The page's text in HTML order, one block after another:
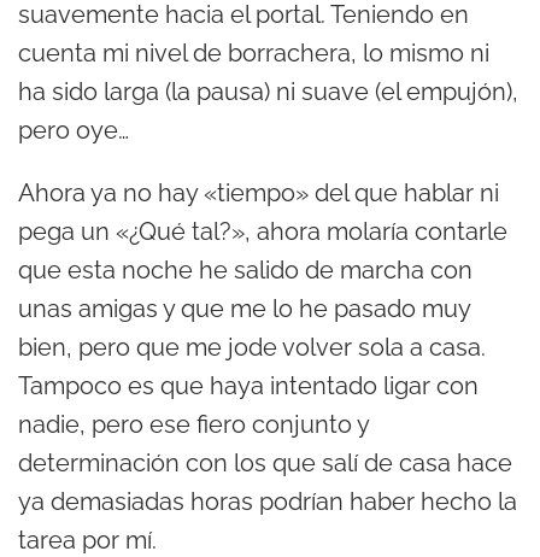
suavemente hacia el portal. Teniendo en
cuenta mi nivel de borrachera, lo mismo ni
ha sido larga (la pausa) ni suave (el empujón),
pero oye…
Ahora ya no hay «tiempo» del que hablar ni
pega un «¿Qué tal?», ahora molaría contarle
que esta noche he salido de marcha con
unas amigas y que me lo he pasado muy
bien, pero que me jode volver sola a casa.
Tampoco es que haya intentado ligar con
nadie, pero ese fiero conjunto y
determinación con los que salí de casa hace
ya demasiadas horas podrían haber hecho la
tarea por mí.